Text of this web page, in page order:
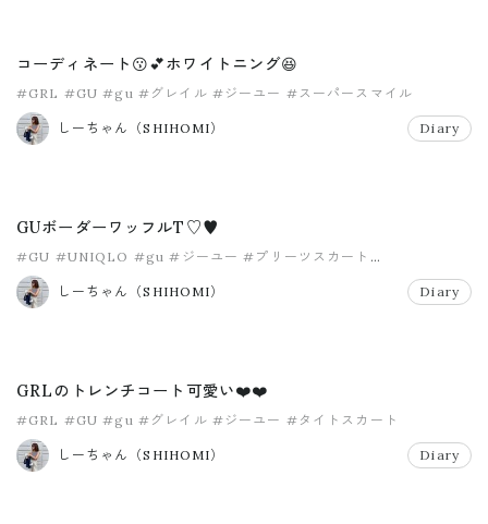
コーディネート😗💕ホワイトニング😆
#GRL #GU #gu #グレイル #ジーユー #スーパースマイル
しーちゃん（SHIHOMI） Diary
GUボーダーワッフルT♡♥︎
#GU #UNIQLO #gu #ジーユー #プリーツスカート
#ボーダートップス
しーちゃん（SHIHOMI）
Diary
GRLのトレンチコート可愛い❤️❤️
#GRL #GU #gu #グレイル #ジーユー #タイトスカート
しーちゃん（SHIHOMI） Diary